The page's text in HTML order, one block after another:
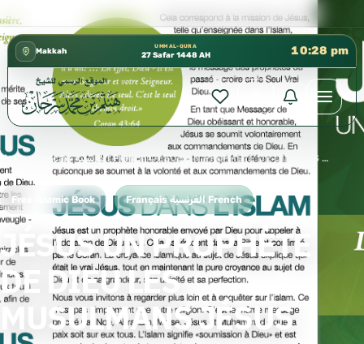
Makkah
UMM AL-QURA
27 Safar 1448 AH 10:28 pm
Home› Français الفرنسية French› JÉSUS UN PROPHÈTE DE DIEU LES MUSULMANS JÉSUS
Free Islamic Book Français الفرنسية French
JÉSUS UN PROPHÈTE
DE DIEU LES
MUSULMANS JÉSUS